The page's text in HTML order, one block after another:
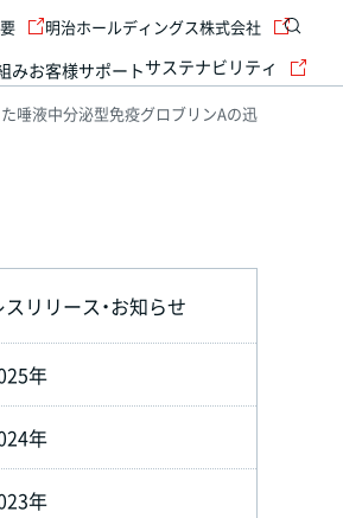
みお客様サポートサステナビリティ
明治ホールディングス株式会社
唾液中分泌型免疫グロブリンAの迅
スリリース・お知らせ
年
年
年